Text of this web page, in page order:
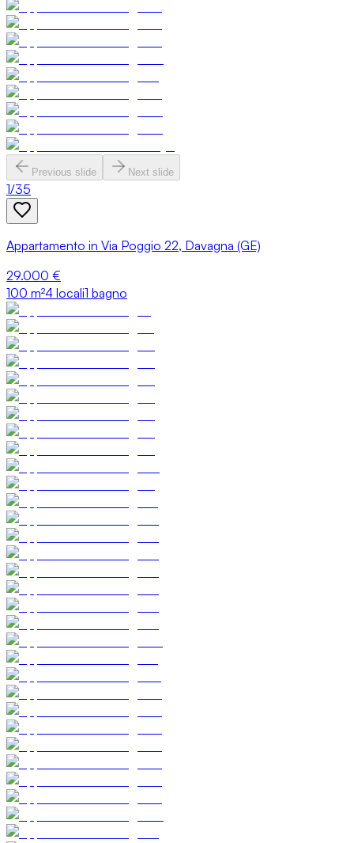
Previous slide Next slide
1/35
Appartamento in Via Poggio 22, Davagna (GE)
29.000 €
100 m²4 locali1 bagno